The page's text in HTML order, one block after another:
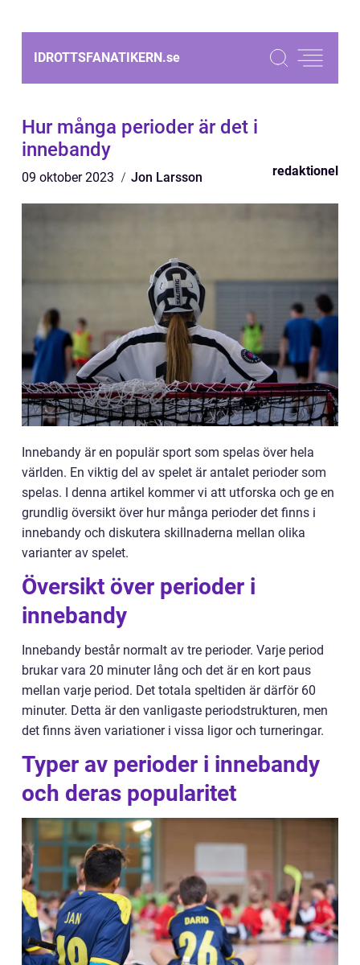
IDROTTSFANATIKERN.se
Hur många perioder är det i
innebandy
09 oktober 2023 Jon Larsson redaktionel
Innebandy är en populär sport som spelas över hela
världen. En viktig del av spelet är antalet perioder som
spelas. I denna artikel kommer vi att utforska och ge en
grundlig översikt över hur många perioder det finns i
innebandy och diskutera skillnaderna mellan olika
varianter av spelet.
Översikt över perioder i
innebandy
Innebandy består normalt av tre perioder. Varje period
brukar vara 20 minuter lång och det är en kort paus
mellan varje period. Det totala speltiden är därför 60
minuter. Detta är den vanligaste periodstrukturen, men
det finns även variationer i vissa ligor och turneringar.
Typer av perioder i innebandy
och deras popularitet